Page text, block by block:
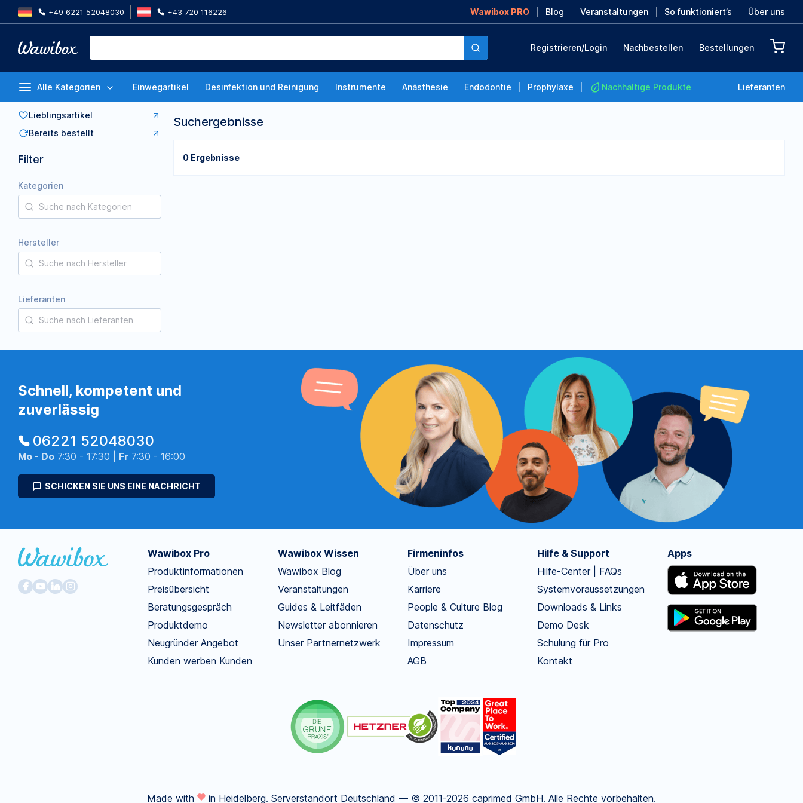
+49 6221 52048030 +43 720 116226 Wawibox PRO Blog Veranstaltungen So funktioniert’s Über uns
Registrieren/Login Nachbestellen Bestellungen
Alle Kategorien Einwegartikel Desinfektion und Reinigung Instrumente Anästhesie Endodontie Prophylaxe Nachhaltige Produkte Lieferanten
Lieblingsartikel
Bereits bestellt
Filter
Kategorien
Hersteller
Lieferanten
Suchergebnisse
0 Ergebnisse
Schnell, kompetent und
zuverlässig
06221 52048030
Mo - Do 7:30 - 17:30 | Fr 7:30 - 16:00
SCHICKEN SIE UNS EINE NACHRICHT
Wawibox Pro
Produktinformationen
Preisübersicht
Beratungsgespräch
Produktdemo
Neugründer Angebot
Kunden werben Kunden
Wawibox Wissen
Wawibox Blog
Veranstaltungen
Guides & Leitfäden
Newsletter abonnieren
Unser Partnernetzwerk
Firmeninfos
Über uns
Karriere
People & Culture Blog
Datenschutz
Impressum
AGB
Hilfe & Support
Hilfe-Center | FAQs
Systemvoraussetzungen
Downloads & Links
Demo Desk
Schulung für Pro
Kontakt
Apps
Made with in Heidelberg. Serverstandort Deutschland — © 2011-2026 caprimed GmbH. Alle Rechte vorbehalten.